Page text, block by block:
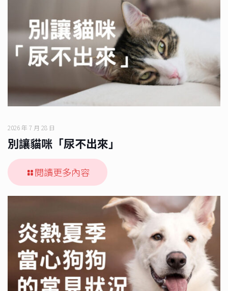
2026 年 7 月 28 日
別讓貓咪「尿不出來」
閱讀更多內容